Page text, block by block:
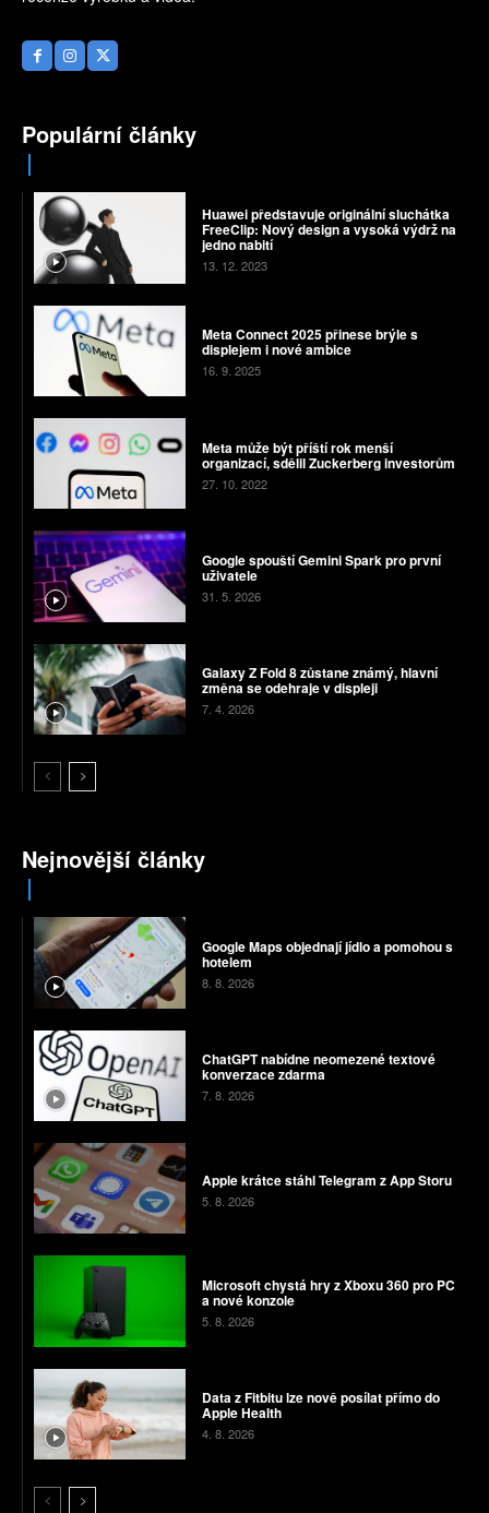
Populární články
Huawei představuje originální sluchátka
FreeClip: Nový design a vysoká výdrž na
jedno nabití
13. 12. 2023
Meta Connect 2025 přinese brýle s
displejem i nové ambice
16. 9. 2025
Meta může být příští rok menší
organizací, sdělil Zuckerberg investorům
27. 10. 2022
Google spouští Gemini Spark pro první
uživatele
31. 5. 2026
Galaxy Z Fold 8 zůstane známý, hlavní
změna se odehraje v displeji
7. 4. 2026
Nejnovější články
Google Maps objednají jídlo a pomohou s
hotelem
8. 8. 2026
ChatGPT nabídne neomezené textové
konverzace zdarma
7. 8. 2026
Apple krátce stáhl Telegram z App Storu
5. 8. 2026
Microsoft chystá hry z Xboxu 360 pro PC
a nové konzole
5. 8. 2026
Data z Fitbitu lze nově posílat přímo do
Apple Health
4. 8. 2026